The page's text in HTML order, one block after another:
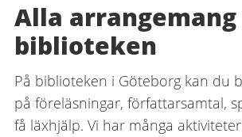
Alla arrangemang
biblioteken
På biblioteken i Göteborg kan du
på föreläsningar, författarsamtal,
få läxhjälp. Vi har många